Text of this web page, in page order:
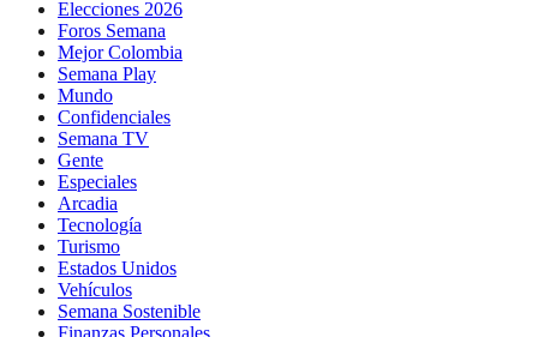
Elecciones 2026
Foros Semana
Mejor Colombia
Semana Play
Mundo
Confidenciales
Semana TV
Gente
Especiales
Arcadia
Tecnología
Turismo
Estados Unidos
Vehículos
Semana Sostenible
Finanzas Personales